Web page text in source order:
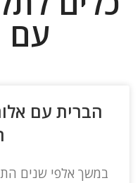
עם
הברית עם
במשך אלפי שנים